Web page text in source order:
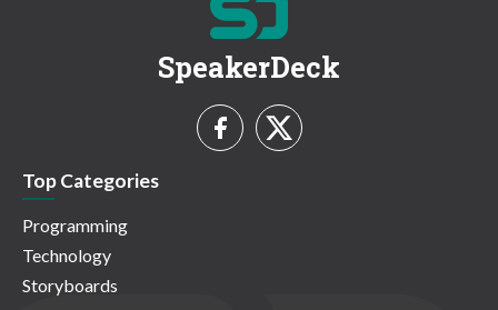
SpeakerDeck
Top Categories
Programming
Technology
Storyboards